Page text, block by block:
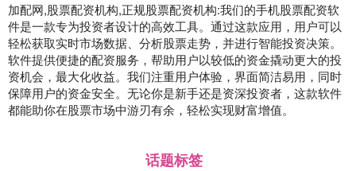
加配网,股票配资机构,正规股票配资机构:我们的手机股票配资软
件是一款专为投资者设计的高效工具。通过这款应用，用户可以
轻松获取实时市场数据、分析股票走势，并进行智能投资决策。
软件提供便捷的配资服务，帮助用户以较低的资金撬动更大的投
资机会，最大化收益。我们注重用户体验，界面简洁易用，同时
保障用户的资金安全。无论你是新手还是资深投资者，这款软件
都能助你在股票市场中游刃有余，轻松实现财富增值。
话题标签